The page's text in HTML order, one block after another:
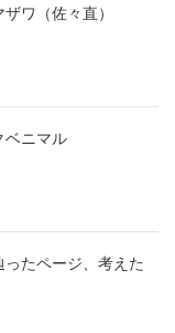
ワ（佐々直）
ベニマル
たページ、考えた